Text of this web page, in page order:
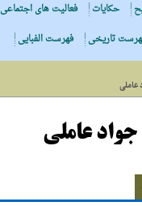
حکایات فعالیت های اجتماعی
تاریخی فهرست الفبایی
عاملی
عاملی